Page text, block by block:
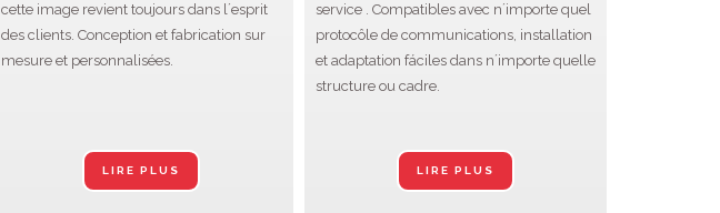
cette image revient toujours dans l´esprit
des clients. Conception et fabrication sur
mesure et personnalisées.
LIRE PLUS
service . Compatibles avec n´importe quel
protocôle de communications, installation
et adaptation fáciles dans n´importe quelle
structure ou cadre.
LIRE PLUS